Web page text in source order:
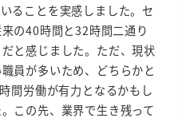
ることを実感しました。セ
の40時間と32時間二通り
と感じました。ただ、現状
員が多いため、どちらかと
間労働が有力となるかもし
この先、業界で生き残って